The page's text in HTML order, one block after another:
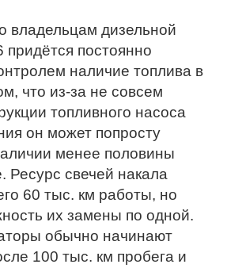
владельцам дизельной
придётся постоянно
наличие топлива в
что из-за не совсем
топливного насоса
он может попросту
менее половины
Ресурс свечей накала
60 тыс. км работы, но
их замены по одной.
обычно начинают
100 тыс. км пробега и